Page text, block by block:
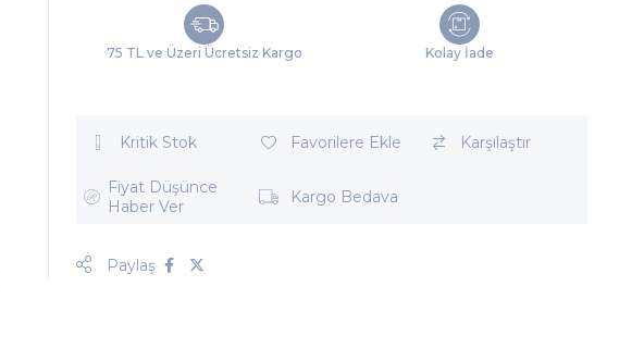
75 TL ve Üzeri Ücretsiz Kargo Kolay İade
Kritik Stok Favorilere Ekle Karşılaştır
Fiyat Düşünce
Haber Ver
Kargo Bedava
Paylaş